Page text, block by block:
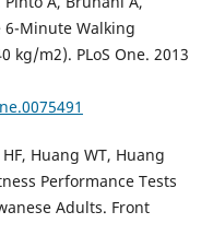
6-Minute Walking
kg/m2). PLoS One. 2013
Huang WT, Huang
Performance Tests
Adults. Front